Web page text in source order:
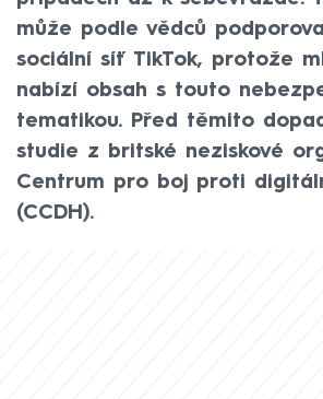
může podle vědců
sociální síť TikTok, protože
nabízí obsah s touto
tematikou. Před těmito
studie z britské neziskové
Centrum pro boj proti
(CCDH).